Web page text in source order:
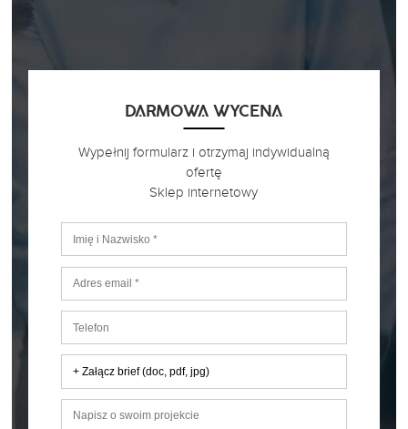
DARMOWA WYCENA
Wypełnij formularz i otrzymaj indywidualną
ofertę
Sklep internetowy
+ Załącz brief (doc, pdf, jpg)